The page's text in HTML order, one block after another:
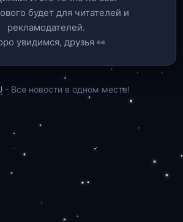
будет для читателей и
рекламодателей.
увидимся, друзья 👀
- Все новости в одном месте!